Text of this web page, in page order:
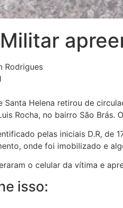
Rodrigues
Santa Helena retirou de
Rocha, no bairro São Brás.
pelas iniciais D.R, de
onde foi imobilizado e
o celular da vítima e
isso: